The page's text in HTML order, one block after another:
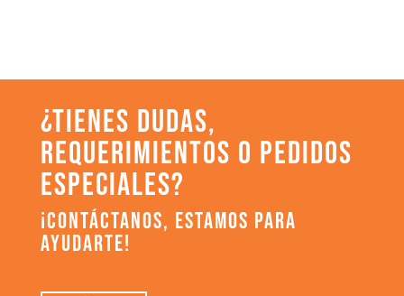
¿TIENES DUDAS,
REQUERIMIENTOS O PEDIDOS
ESPECIALES?
¡CONTÁCTANOS, ESTAMOS PARA
AYUDARTE!